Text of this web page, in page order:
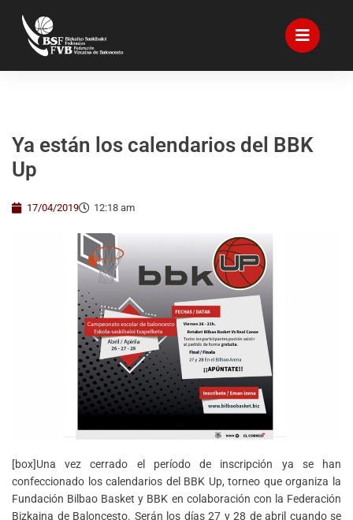
Ya están los calendarios del BBK
Up
17/04/2019 12:18 am
[box]Una vez cerrado el período de inscripción ya se han
confeccionado los calendarios del BBK Up, torneo que organiza la
Fundación Bilbao Basket y BBK en colaboración con la Federación
Bizkaina de Baloncesto. Serán los días 27 y 28 de abril cuando se